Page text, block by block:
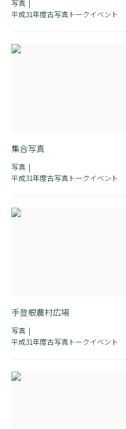
写真
平成31年度古写真トークイベント
集合写真
写真
平成31年度古写真トークイベント
手登根農村広場
写真
平成31年度古写真トークイベント